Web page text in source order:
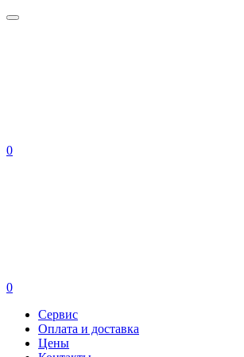
0
0
Сервис
Оплата и доставка
Цены